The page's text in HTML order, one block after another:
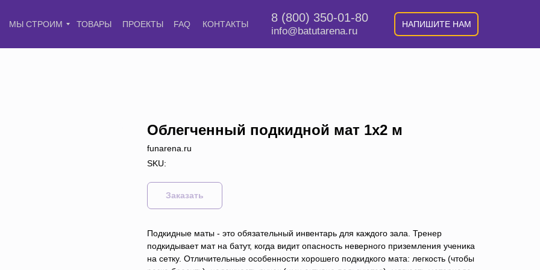
НАПИШИТЕ НАМ
8 (800) 350-01-80
info@batutarena.ru
МЫ СТРОИМ ТОВАРЫ ПРОЕКТЫ FAQ КОНТАКТЫ
Облегченный подкидной мат 1х2 м
funarena.ru
SKU:
Заказать
Подкидные маты - это обязательный инвентарь для каждого зала. Тренер
подкидывает мат на батут, когда видит опасность неверного приземления ученика
на сетку. Отличительные особенности хорошего подкидкого мата: легкость (чтобы